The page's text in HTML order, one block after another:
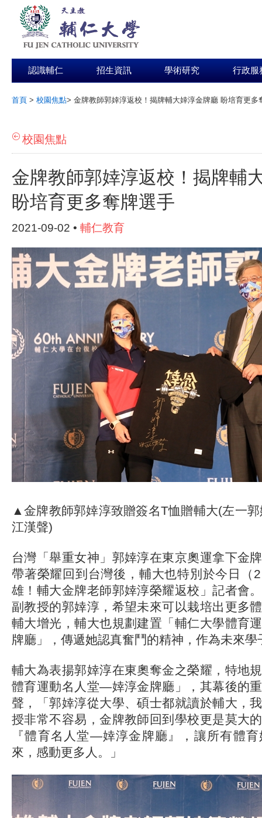
認識輔仁 招生資訊 學術研究 行政服
首頁 > 校園焦點> 金牌教師郭婞淳返校！揭牌輔大婞淳金牌廳 盼培育更多
校園焦點
金牌教師郭婞淳返校！揭牌輔
盼培育更多奪牌選手
2021-09-02 • 輔仁教育
▲金牌教師郭婞淳致贈簽名T恤贈輔大(左一
江漢聲)
台灣「舉重女神」郭婞淳在東京奧運拿下金
帶著榮耀回到台灣後，輔大也特別於今日（
雄！輔大金牌老師郭婞淳榮耀返校」記者會
副教授的郭婞淳，希望未來可以栽培出更多
輔大增光，輔大也規劃建置「輔仁大學體育
牌廳」，傳遞她認真奮鬥的精神，作為未來學
輔大為表揚郭婞淳在東奧奪金之榮耀，特地
體育運動名人堂—婞淳金牌廳」，其幕後的
聲，「郭婞淳從大學、碩士都就讀於輔大，
授非常不容易，金牌教師回到學校更是莫大
『體育名人堂—婞淳金牌廳』，讓所有體
來，感動更多人。」